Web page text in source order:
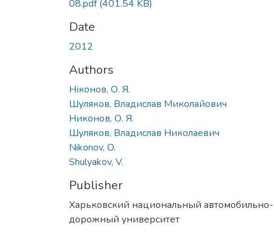
08.pdf(401.54 KB)
Date
2012
Authors
Ніконов, О. Я.
Шуляков, Владислав Миколайович
Никонов, О. Я.
Шуляков, Владислав Николаевич
Nikonov, O.
Shulyakov, V.
Publisher
Харьковский национальный автомобильно-
дорожный университет